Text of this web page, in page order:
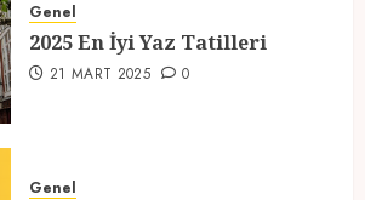
Genel
2025 En İyi Yaz Tatilleri
21 MART 2025 0
Genel